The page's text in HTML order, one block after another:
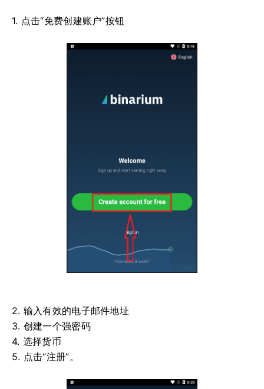
1. 点击“免费创建账户”按钮
2. 输入有效的电子邮件地址
3. 创建一个强密码
4. 选择货币
5. 点击“注册”。